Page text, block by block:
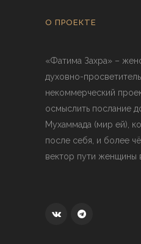
О ПРОЕКТЕ
«Фатима Захра» –
духовно-
некоммерческий
осмыслить послание
Мухаммада (мир ей),
после себя, и более
вектор пути женщины